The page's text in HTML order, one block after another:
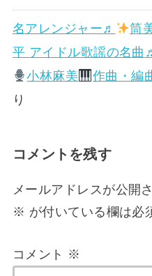
名アレンジャー♬ 筒
平 アイドル歌謡の名曲♬
小林麻美
作曲・編
り
コメントを残す
メールアドレスが公開
※ が付いている欄は必
コメント ※